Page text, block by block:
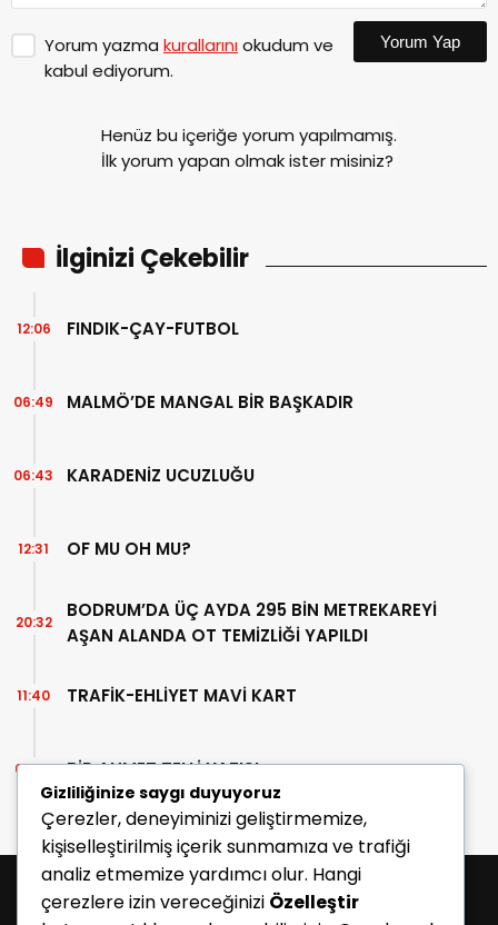
Yorum yazma kurallarınıokudum ve
kabul ediyorum.
Yorum Yap
Henüz bu içeriğe yorum yapılmamış.
İlk yorum yapan olmak ister misiniz?
İlginizi Çekebilir
FINDIK-ÇAY-FUTBOL
12:06
MALMÖ’DE MANGAL BİR BAŞKADIR
06:49
KARADENİZ UCUZLUĞU
06:43
OF MU OH MU?
12:31
BODRUM’DA ÜÇ AYDA 295 BİN METREKAREYİ
AŞAN ALANDA OT TEMİZLİĞİ YAPILDI
20:32
TRAFİK-EHLİYET MAVİ KART
11:40
BİR AHMET TELLİ YAZISI
07:30
Gizliliğinize saygı duyuyoruz
Çerezler, deneyiminizi geliştirmemize,
kişiselleştirilmiş içerik sunmamıza ve trafiği
analiz etmemize yardımcı olur. Hangi
çerezlere izin vereceğinizi Özelleştir